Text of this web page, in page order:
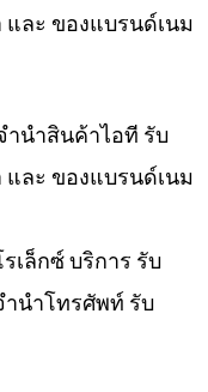
ละ ของแบรนด์เนม
ำนำสินค้าไอที รับ
ละ ของแบรนด์เนม
เล็กซ์ บริการ รับ
นำโทรศัพท์ รับ